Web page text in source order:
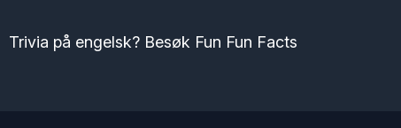
Trivia på engelsk? Besøk Fun Fun Facts